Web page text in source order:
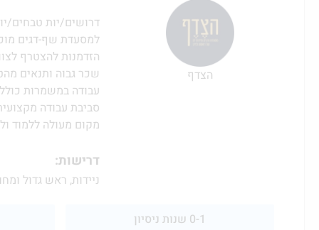
הצדף
דרושים/יות טבחים/
למסעדת שף-דגים
הזדמנות להצטרף
שכר גבוה ותנאים
עבודה במשמרות
סביבת עבודה
מקום מעולה ללמוד
דרישות:
ניידות, ראש גדול
0-1 שנות ניסיון